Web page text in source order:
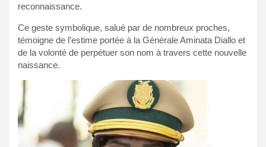
reconnaissance.
Ce geste symbolique, salué par de nombreux proches,
témoigne de l’estime portée à la Générale Aminata Diallo et
de la volonté de perpétuer son nom à travers cette nouvelle
naissance.